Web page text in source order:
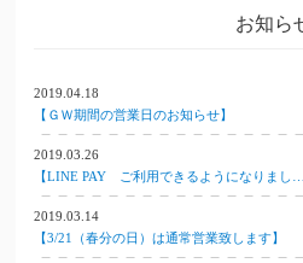
お知ら
2019.04.18
【ＧＷ期間の営業日のお知らせ】
2019.03.26
【LINE PAY ご利用できるようになりまし…
2019.03.14
【3/21（春分の日）は通常営業致します】